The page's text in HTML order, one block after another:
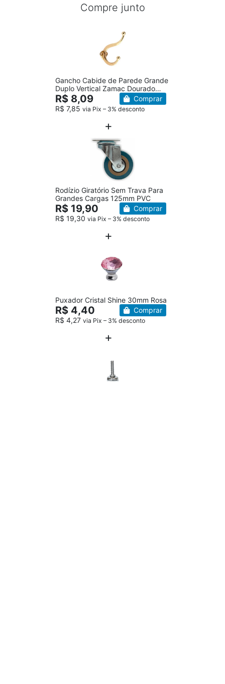
Compre junto
Gancho Cabide de Parede Grande
Duplo Vertical Zamac Dourado
Fosco
R$ 8,09
R$ 7,85 via Pix – 3% desconto
Comprar
Rodízio Giratório Sem Trava Para
Grandes Cargas 125mm PVC
R$ 19,90
R$ 19,30 via Pix – 3% desconto
Comprar
Puxador Cristal Shine 30mm Rosa
R$ 4,40
R$ 4,27 via Pix – 3% desconto
Comprar